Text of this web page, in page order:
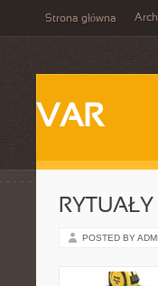
Strona główna
VAR
POSTED BY